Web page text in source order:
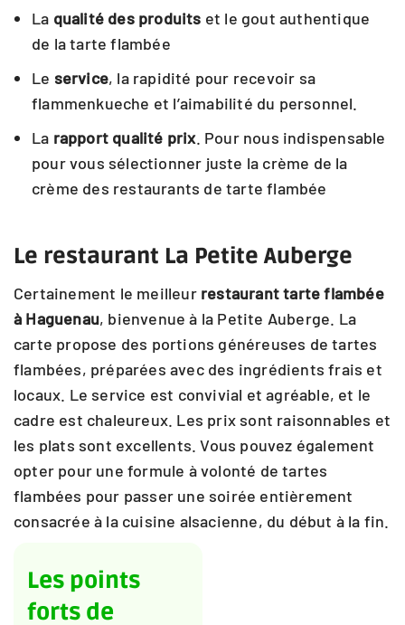
La qualité des produits et le gout authentique
de la tarte flambée
Le service, la rapidité pour recevoir sa
flammenkueche et l’aimabilité du personnel.
La rapport qualité prix. Pour nous indispensable
pour vous sélectionner juste la crème de la
crème des restaurants de tarte flambée
Le restaurant La Petite Auberge
Certainement le meilleur restauranttarte flambée
à Haguenau, bienvenue à la Petite Auberge. La
carte propose des portions généreuses de tartes
flambées, préparées avec des ingrédients frais et
locaux. Le service est convivial et agréable, et le
cadre est chaleureux. Les prix sont raisonnables et
les plats sont excellents. Vous pouvez également
opter pour une formule à volonté de tartes
flambées pour passer une soirée entièrement
consacrée à la cuisine alsacienne, du début à la fin.
Les points
forts de